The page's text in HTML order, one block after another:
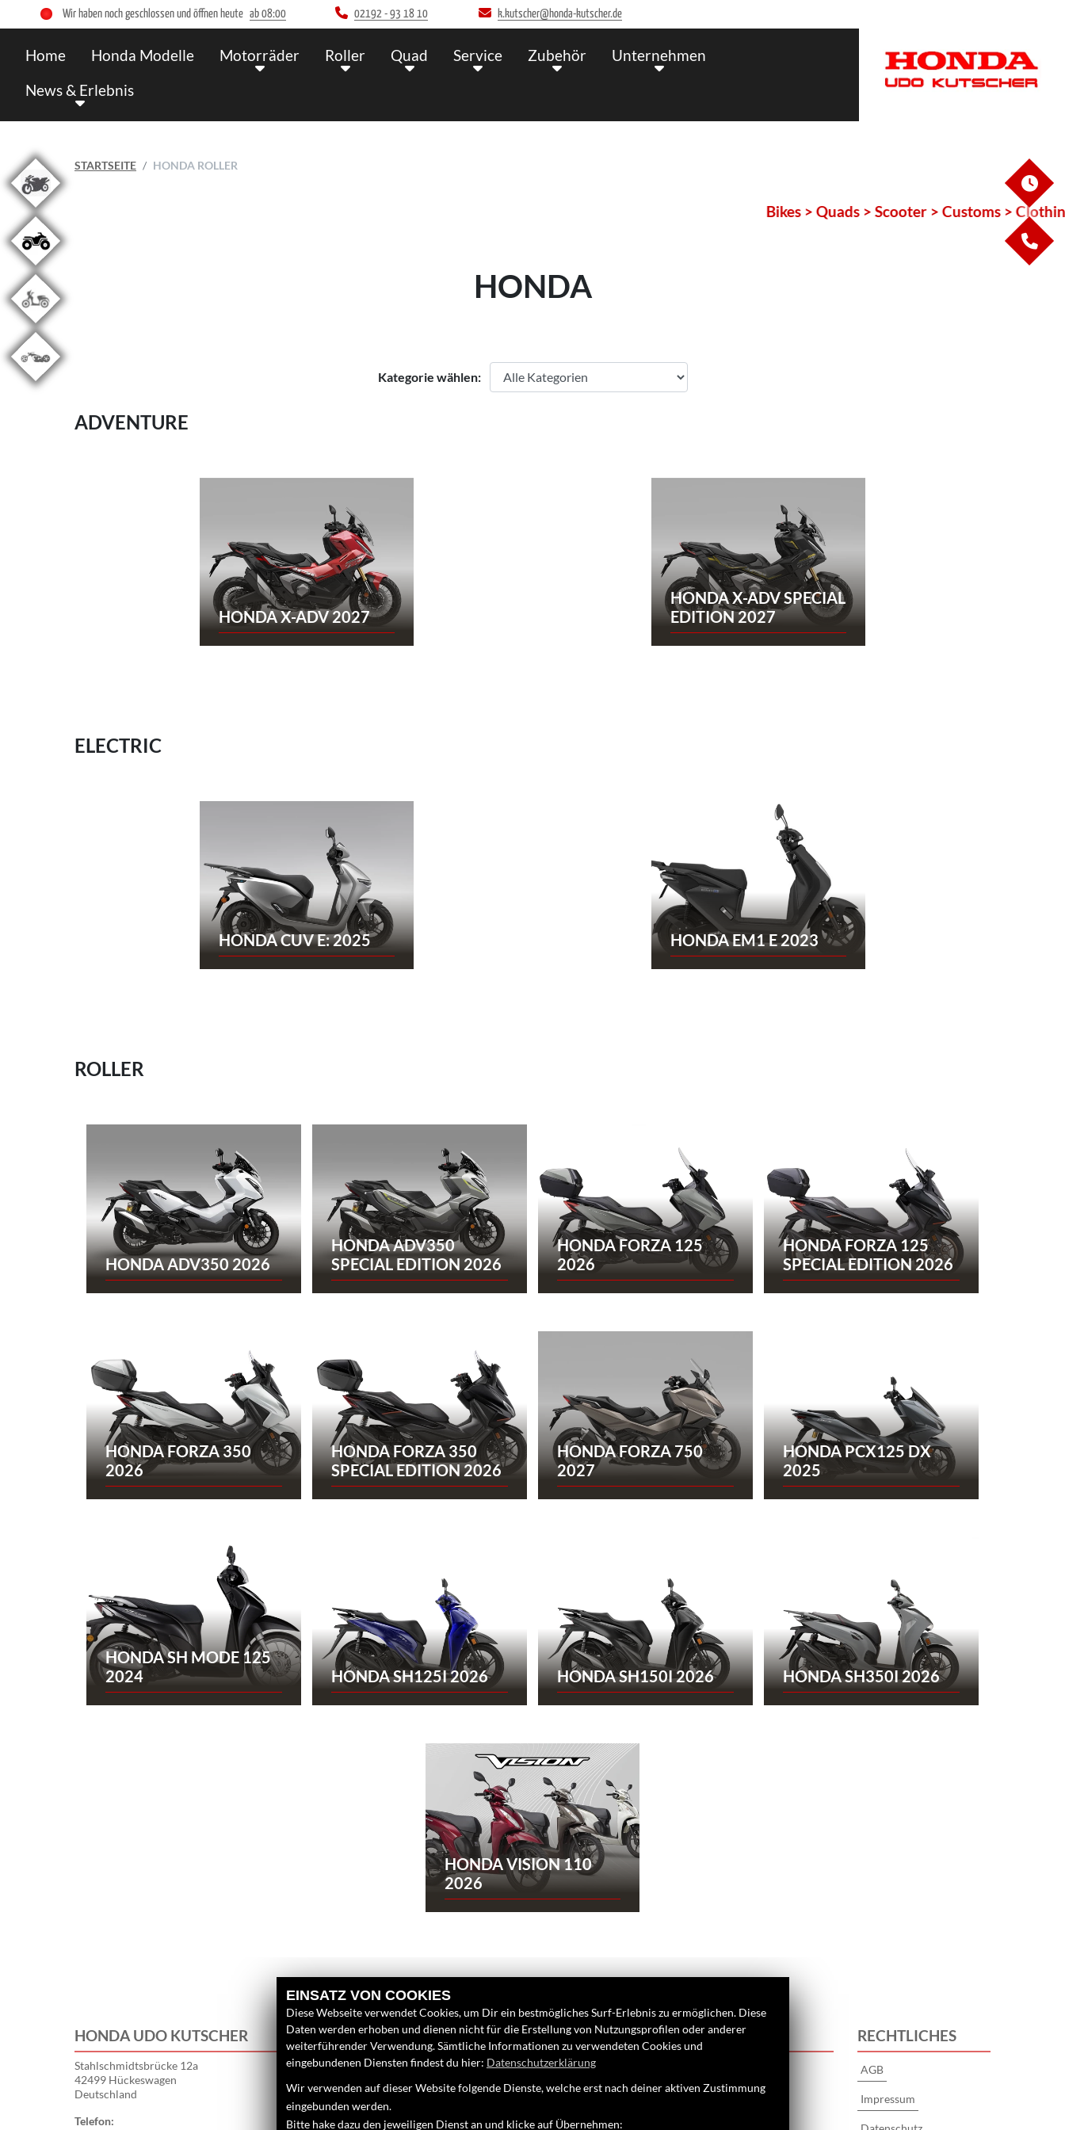
Wir haben noch geschlossen und öffnen heute ab 08:00 02192 - 93 18 10 k.kutscher@honda-kutscher.de
Home Honda Modelle Motorräder Roller Quad Service Zubehör
Unternehmen
News & Erlebnis
STARTSEITE HONDA ROLLER
Bikes > Quads > Scooter > Customs > Clothing
HONDA
Kategorie wählen:
ADVENTURE
HONDA X-ADV 2027
HONDA X-ADV SPECIAL
EDITION 2027
ELECTRIC
HONDA CUV E: 2025 HONDA EM1 E 2023
ROLLER
HONDA ADV350 2026
HONDA ADV350
SPECIAL EDITION 2026
HONDA FORZA 125
2026
HONDA FORZA 125
SPECIAL EDITION 2026
HONDA FORZA 350
2026
HONDA FORZA 350
SPECIAL EDITION 2026
HONDA FORZA 750
2027
HONDA PCX125 DX
2025
HONDA SH MODE 125
2024
HONDA SH125I 2026 HONDA SH150I 2026 HONDA SH350I 2026
HONDA VISION 110
2026
HONDA UDO KUTSCHER
Stahlschmidtsbrücke 12a
42499 Hückeswagen
Deutschland
Telefon:
02192 - 93 18 10
LINKS
Unternehmen
Neufahrzeuge
Gebrauchtfahrzeuge
Service
FINDEN SIE UNS RECHTLICHES
AGB
Impressum
EINSATZ VON COOKIES
Diese Webseite verwendet Cookies, um Dir ein bestmögliches Surf-Erlebnis zu ermöglichen. Diese
Daten werden erhoben und dienen nicht für die Erstellung von Nutzungsprofilen oder anderer
weiterführender Verwendung. Sämtliche Informationen zu verwendeten Cookies und
eingebundenen Diensten findest du hier: Datenschutzerklärung
Wir verwenden auf dieser Website folgende Dienste, welche erst nach deiner aktiven Zustimmung
eingebunden werden.
Bitte hake dazu den jeweiligen Dienst an und klicke auf Übernehmen: